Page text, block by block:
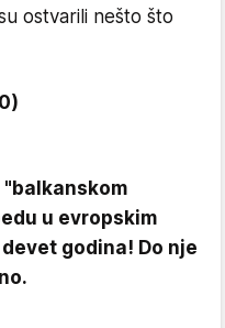
ostvarili nešto što
"balkanskom
u evropskim
godina! Do nje